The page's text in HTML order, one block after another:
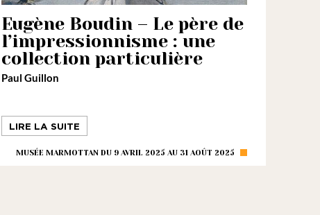
Eugène Boudin – Le père de
l’impressionnisme : une
collection particulière
Paul Guillon
LIRE LA SUITE
MUSÉE MARMOTTAN DU 9 AVRIL 2025 AU 31 AOÛT 2025